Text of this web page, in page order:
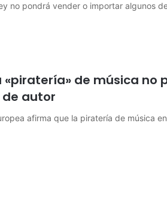
no pondrá vender o importar algunos
«piratería» de música
de autor
afirma que la piratería de música